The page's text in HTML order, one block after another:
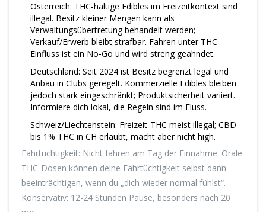
Österreich: THC-haltige Edibles im Freizeitkontext sind
illegal. Besitz kleiner Mengen kann als
Verwaltungsübertretung behandelt werden;
Verkauf/Erwerb bleibt strafbar. Fahren unter THC-
Einfluss ist ein No-Go und wird streng geahndet.
Deutschland: Seit 2024 ist Besitz begrenzt legal und
Anbau in Clubs geregelt. Kommerzielle Edibles bleiben
jedoch stark eingeschränkt; Produktsicherheit variiert.
Informiere dich lokal, die Regeln sind im Fluss.
Schweiz/Liechtenstein: Freizeit-THC meist illegal; CBD
bis 1% THC in CH erlaubt, macht aber nicht high.
Fahrtüchtigkeit: Nicht fahren am Tag der Einnahme. Orale
THC-Dosen können deine Fahrtüchtigkeit selbst dann
beeinträchtigen, wenn du „dich wieder normal fühlst“.
Konservativ: 12-24 Stunden Pause, besonders nach 20